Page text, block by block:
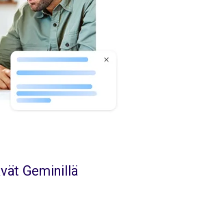
Geminillä